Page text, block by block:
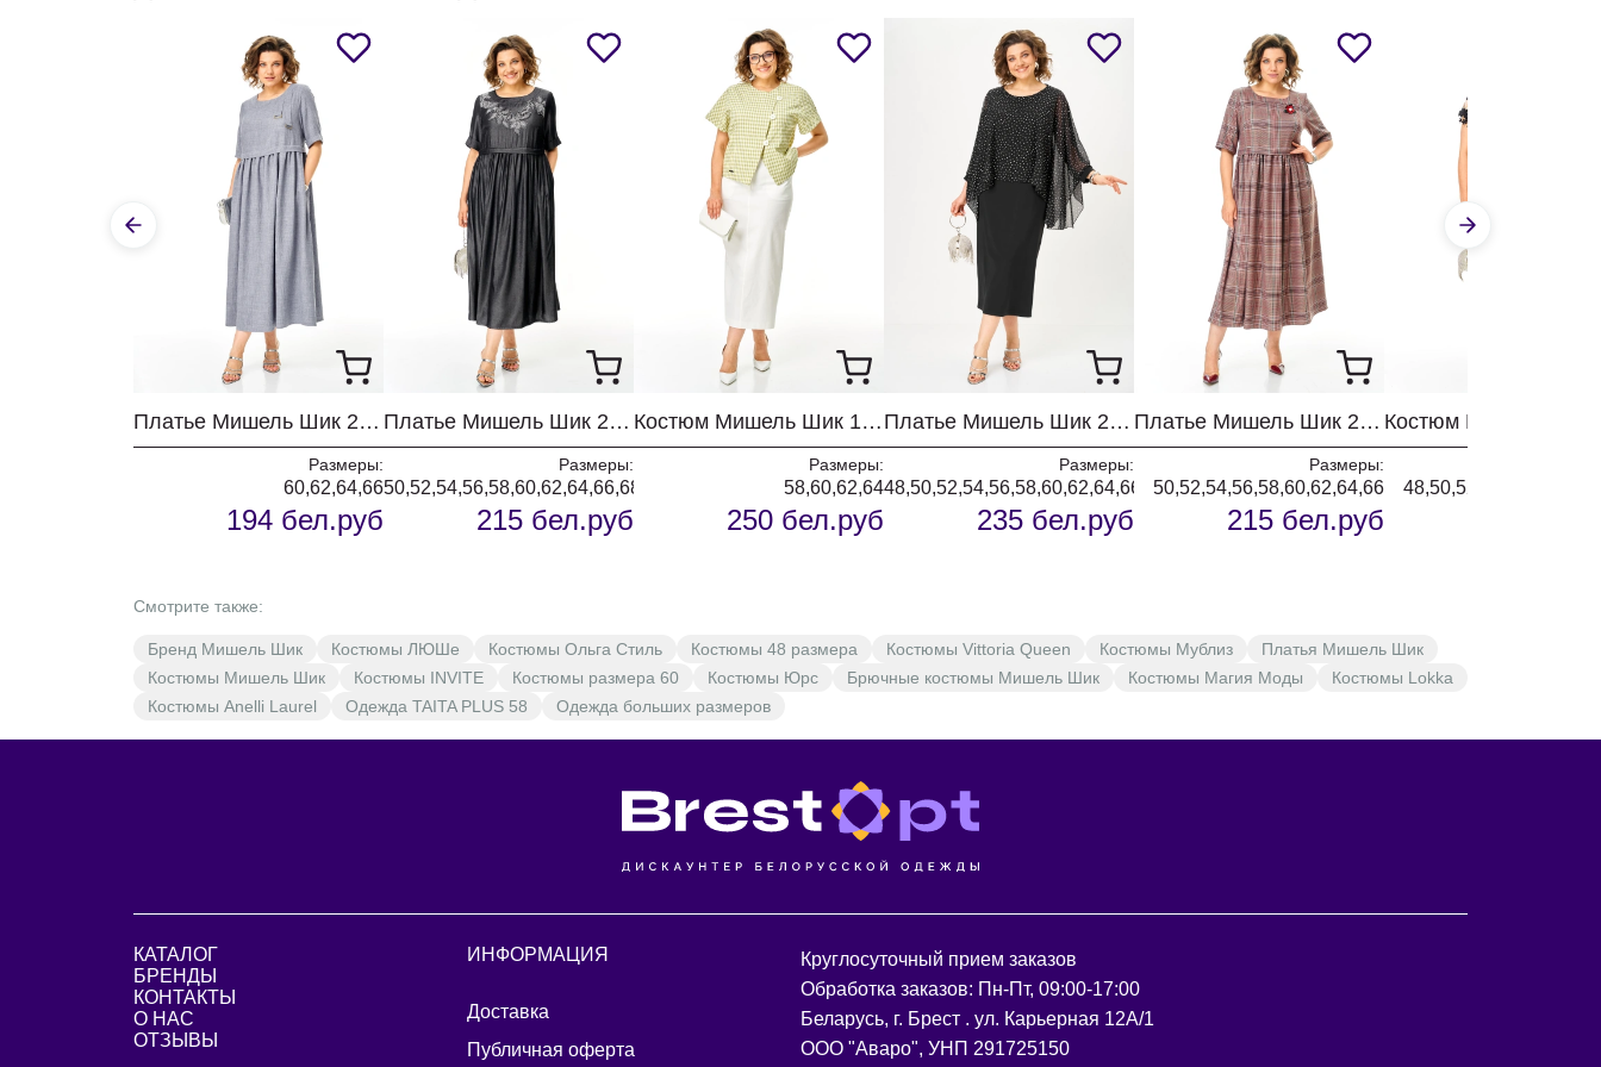
Платье Мишель Шик 2132-1 серый кварц
Размеры:
60,62,64,66
194 бел.руб
Платье Мишель Шик 2132-2 мокрый асфальт
Размеры:
50,52,54,56,58,60,62,64,66,68
215 бел.руб
Костюм Мишель Шик 1422 джинс + оливка
Размеры:
58,60,62,64
250 бел.руб
Платье Мишель Шик 2202 черный + горох
Размеры:
48,50,52,54,56,58,60,62,64,66
235 бел.руб
Платье Мишель Шик 2132-2 брусничный + клетка
Размеры:
50,52,54,56,58,60,62,64,66
215 бел.руб
Смотрите также:
Бренд Мишель Шик Костюмы ЛЮШе Костюмы Ольга Стиль Костюмы 48 размера Костюмы Vittoria Queen Костюмы Мублиз
Платья Мишель Шик
Костюмы Мишель Шик
Костюмы INVITE Костюмы размера 60 Костюмы Юрс Брючные костюмы Мишель Шик Костюмы Магия Моды
Костюмы Lokka
Костюмы Anelli Laurel
Одежда TAITA PLUS 58 Одежда больших размеров
КАТАЛОГ
БРЕНДЫ
КОНТАКТЫ
О НАС
ОТЗЫВЫ
ИНФОРМАЦИЯ
Доставка
Публичная оферта
Круглосуточный прием заказов
Обработка заказов: Пн-Пт, 09:00-17:00
Беларусь, г. Брест . ул. Карьерная 12А/1
ООО "Аваро", УНП 291725150